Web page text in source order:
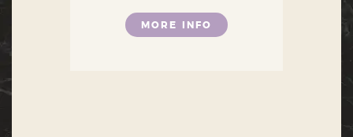
MORE INFO